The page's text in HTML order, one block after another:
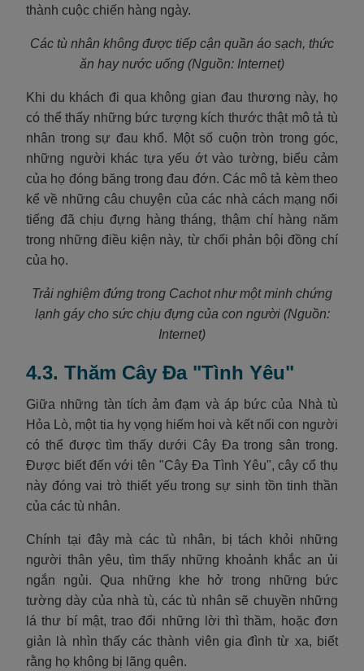
thành cuộc chiến hàng ngày.
Các tù nhân không được tiếp cận quần áo sạch, thức
ăn hay nước uống (Nguồn: Internet)
Khi du khách đi qua không gian đau thương này, họ
có thể thấy những bức tượng kích thước thật mô tả tù
nhân trong sự đau khổ. Một số cuộn tròn trong góc,
những người khác tựa yếu ớt vào tường, biểu cảm
của họ đóng băng trong đau đớn. Các mô tả kèm theo
kể về những câu chuyện của các nhà cách mạng nổi
tiếng đã chịu đựng hàng tháng, thậm chí hàng năm
trong những điều kiện này, từ chối phản bội đồng chí
của họ.
Trải nghiệm đứng trong Cachot như một minh chứng
lạnh gáy cho sức chịu đựng của con người (Nguồn:
Internet)
4.3. Thăm Cây Đa "Tình Yêu"
Giữa những tàn tích ảm đạm và áp bức của Nhà tù
Hỏa Lò, một tia hy vọng hiếm hoi và kết nối con người
có thể được tìm thấy dưới Cây Đa trong sân trong.
Được biết đến với tên "Cây Đa Tình Yêu", cây cổ thụ
này đóng vai trò thiết yếu trong sự sinh tồn tinh thần
của các tù nhân.
Chính tại đây mà các tù nhân, bị tách khỏi những
người thân yêu, tìm thấy những khoảnh khắc an ủi
ngắn ngủi. Qua những khe hở trong những bức
tường dày của nhà tù, các tù nhân sẽ chuyền những
lá thư bí mật, trao đổi những lời thì thầm, hoặc đơn
giản là nhìn thấy các thành viên gia đình từ xa, biết
rằng họ không bị lãng quên.